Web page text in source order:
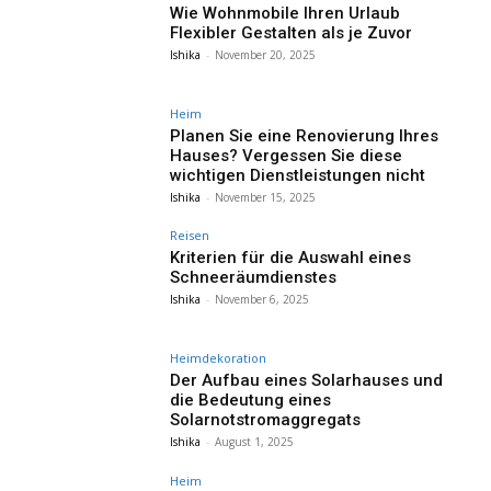
Wie Wohnmobile Ihren Urlaub
Flexibler Gestalten als je Zuvor
Ishika - November 20, 2025
Heim
Planen Sie eine Renovierung Ihres
Hauses? Vergessen Sie diese
wichtigen Dienstleistungen nicht
Ishika - November 15, 2025
Reisen
Kriterien für die Auswahl eines
Schneeräumdienstes
Ishika - November 6, 2025
Heimdekoration
Der Aufbau eines Solarhauses und
die Bedeutung eines
Solarnotstromaggregats
Ishika - August 1, 2025
Heim